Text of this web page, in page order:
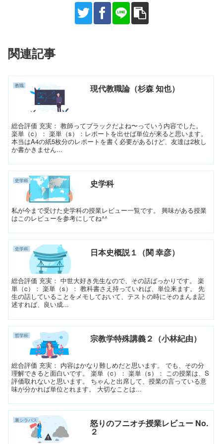
関連記事
教職 現代教職論（杉森 知也）
総合評価 充実： 教師ってブラックだよね〜っていう内容でした。
楽単（c）： 楽単（s）：レポートを出せば単位が来ると思います。
本当はA4の紙5枚分のレポートを書く必要があるけど、友達は2枚し
か書かきません...
史学科 史学科
私が今まで受けた史学科の授業レビュー一覧です。 興味がある授業
はこのレビューを参考にしてね^^
史学科 日本史概説１（関 幸彦）
総合評価 充実： 中世大好き先生なので、その話ばっかりです。 楽
単（c）： 楽単（s）： 教科書さえ持っていれば、単位来ます。 先
生の話していることをメモしておいて、テストの時にそのまんま記
述すれば、良い成...
哲学科 宗教学特殊講義２（小林紀由）
総合評価 充実： 内容はかなり難しめだと思います。 でも、その分
理解できると面白いです。 楽単（c）： 楽単（s）： この授業は、S
評価取れないと思います。 ちゃんと出席して、授業の言っている意
味が分かれば単位とれます。 大切なことは...
裏シラバス 怒りのフニオチ授業レビュー No.
２